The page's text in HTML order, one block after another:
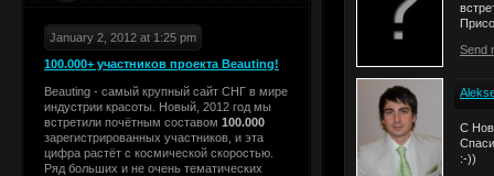
January 2, 2012 at 1:25 pm
100.000+ участников проекта Beauting!
Beauting - самый крупный сайт СНГ в мире
индустрии красоты. Новый, 2012 год мы
встретили почётным составом 100.000
зарегистрированных участников, и эта
цифра растёт с космической скоростью.
Ряд больших и не очень тематических
Send
С
:-))